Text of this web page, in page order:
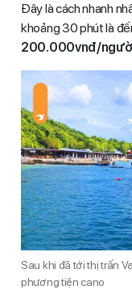
Đây là cách nhanh
khoảng 30 phút là
200.000vnđ/
Sau khi đã tới thị trấn
phương tiện cano